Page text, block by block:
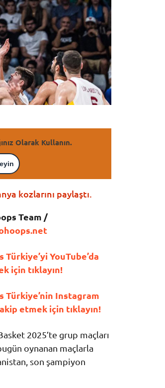
Olarak Kullanın.
kozlarını paylaştı.
Team /
Türkiye’yi YouTube’da
için tıklayın!
Türkiye’nin Instagram
etmek için tıklayın!
2025’te grup maçları
oynanan maçlarla
son şampiyon